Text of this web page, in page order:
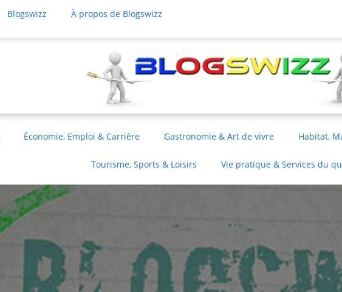
Blogswizz À propos de Blogswizz
Économie, Emploi & Carrière Gastronomie & Art de vivre Habitat,
Tourisme, Sports & Loisirs Vie pratique & Services du